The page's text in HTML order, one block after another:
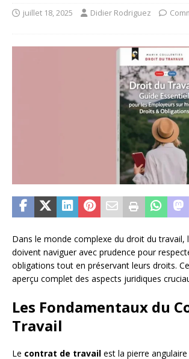
juillet 18, 2025 Didier Rodriguez
Dans le monde complexe du droit du travail,
doivent naviguer avec prudence pour
obligations tout en préservant leurs droits.
aperçu complet des aspects juridiques
Les Fondamentaux du
Travail
Le contrat de travail est la pierre